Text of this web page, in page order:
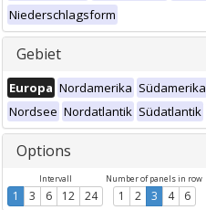
Niederschlagsform
Gebiet
Europa Nordamerika Südamerika
Nordsee Nordatlantik Südatlantik
Options
Intervall
1 3 6 12 24
Number of panels in row
1 2 3 4 6